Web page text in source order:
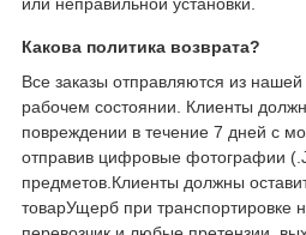
или неправильной установки.
Какова политика возврата?
Все заказы отправляются из
рабочем состоянии. Клиенты
повреждении в течение 7 дней с
отправив цифровые фотографии
предметов.Клиенты должны
товарУщерб при транспортировке